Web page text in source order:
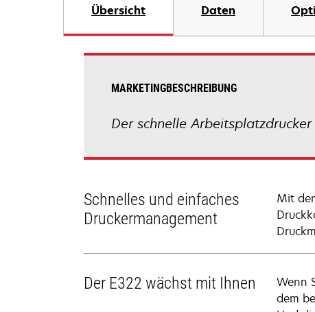
Übersicht Daten
MARKETINGBESCHREIBUNG
Der schnelle
Schnelles und einfaches
Druckermanagement
Mit
Der E322 wächst mit Ihnen
Wenn
dem